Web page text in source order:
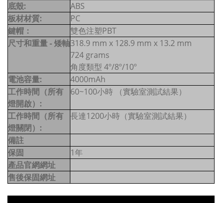
底殼:
ABS
板材材質:
PC
鍵帽：
雙色注塑PBT
尺寸和重量 - 矮軸318.9 mm x 128.9 mm x 13.2 mm
724 grams
角度類型 4º/8º/10º
電池容量:
4000mAh
工作時間（所有
燈開啟）:
60~100小時 （實驗室測試結果）
工作時間（所有
燈關閉）:
長達1200小時（實驗室測試結果）
備註
保固
1年
產品官網網址
售後保固網址